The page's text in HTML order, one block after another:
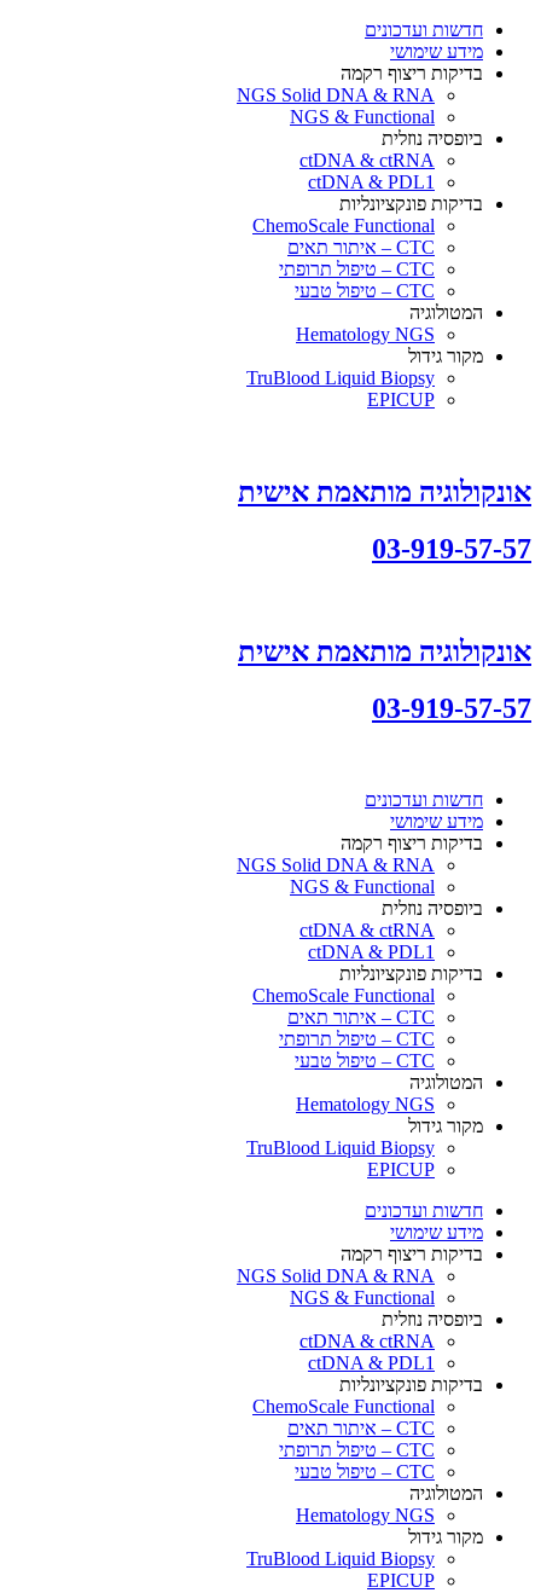
חדשות ועדכונים
מידע שימושי
בדיקות ריצוף רקמה
NGS Solid DNA & RNA
NGS & Functional
ביופסיה נוזלית
ctDNA & ctRNA
ctDNA & PDL1
בדיקות פונקציונליות
ChemoScale Functional
CTC – איתור תאים
CTC – טיפול תרופתי
CTC – טיפול טבעי
המטולוגיה
Hematology NGS
מקור גידול
TruBlood Liquid Biopsy
EPICUP
אונקולוגיה מותאמת אישית
03-919-57-57
אונקולוגיה מותאמת אישית
03-919-57-57
חדשות ועדכונים
מידע שימושי
בדיקות ריצוף רקמה
NGS Solid DNA & RNA
NGS & Functional
ביופסיה נוזלית
ctDNA & ctRNA
ctDNA & PDL1
בדיקות פונקציונליות
ChemoScale Functional
CTC – איתור תאים
CTC – טיפול תרופתי
CTC – טיפול טבעי
המטולוגיה
Hematology NGS
מקור גידול
TruBlood Liquid Biopsy
EPICUP
חדשות ועדכונים
מידע שימושי
בדיקות ריצוף רקמה
NGS Solid DNA & RNA
NGS & Functional
ביופסיה נוזלית
ctDNA & ctRNA
ctDNA & PDL1
בדיקות פונקציונליות
ChemoScale Functional
CTC – איתור תאים
CTC – טיפול תרופתי
CTC – טיפול טבעי
המטולוגיה
Hematology NGS
מקור גידול
TruBlood Liquid Biopsy
EPICUP